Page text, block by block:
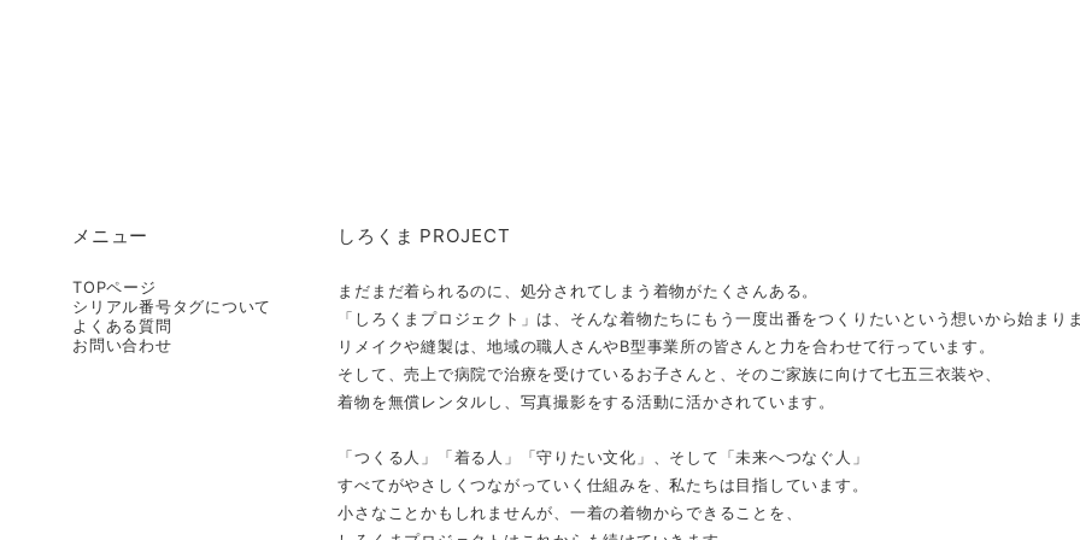
しろくま PROJECT
まだまだ着られるのに、処分されてしまう着物がたくさんある。
「しろくまプロジェクト」は、そんな着物たちにもう一度出番をつくりたいという想いから始まり
リメイクや縫製は、地域の職人さんやB型事業所の皆さんと力を合わせて行っています。
そして、売上で病院で治療を受けているお子さんと、そのご家族に向けて七五三衣装や、
着物を無償レンタルし、写真撮影をする活動に活かされています。
「つくる人」「着る人」「守りたい文化」、そして「未来へつなぐ人」
すべてがやさしくつながっていく仕組みを、私たちは目指しています。
小さなことかもしれませんが、一着の着物からできることを、
メニュー
TOPページ
シリアル番号タグについて
よくある質問
お問い合わせ